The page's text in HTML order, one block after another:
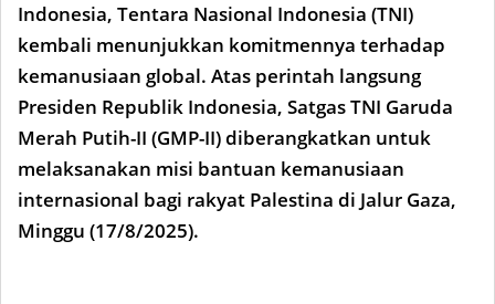
Indonesia, Tentara Nasional Indonesia (TNI)
kembali menunjukkan komitmennya terhadap
kemanusiaan global. Atas perintah langsung
Presiden Republik Indonesia, Satgas TNI Garuda
Merah Putih-II (GMP-II) diberangkatkan untuk
melaksanakan misi bantuan kemanusiaan
internasional bagi rakyat Palestina di Jalur Gaza,
Minggu (17/8/2025).